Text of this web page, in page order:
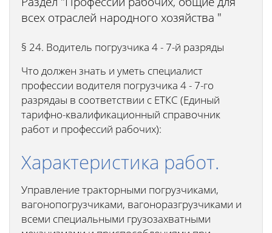
всех отраслей народного хозяйства "
§ 24. Водитель погрузчика 4 - 7-й разряды
Что должен знать и уметь специалист
профессии водителя погрузчика 4 - 7-го
разрядаы в соответствии с ЕТКС (Единый
тарифно-квалификационный справочник
работ и профессий рабочих):
Характеристика работ.
Управление тракторными погрузчиками,
вагонопогрузчиками, вагоноразгрузчиками и
всеми специальными грузозахватными